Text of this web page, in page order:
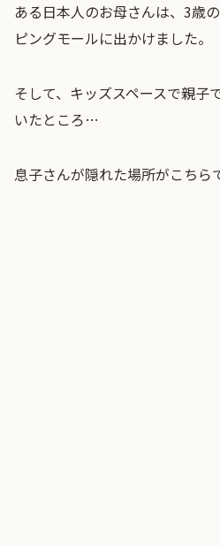
ある日本人のお母さんは、3歳
ピングモールに出かけました。
そして、キッズスペースで親子
いたところ…
息子さんが隠れた場所がこち